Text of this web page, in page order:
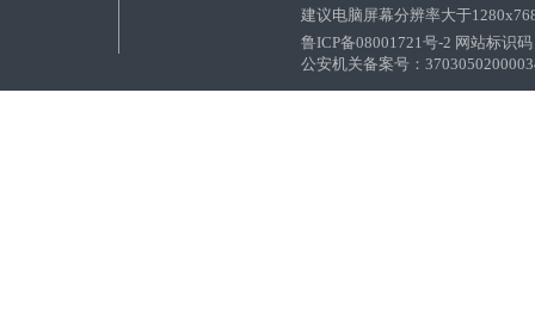
建议电脑屏幕分辨率大于
鲁ICP备08001721号-2 网站标识
公安机关备案号：